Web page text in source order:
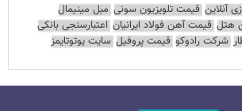
آنلاین قیمت تلویزیون سونی مبل مینیمال
هتل قیمت آهن فولاد ایرانیان اعتبارسنجی بانکی
شرکت رادوکو قیمت پروفیل سایت یوتوتایمز